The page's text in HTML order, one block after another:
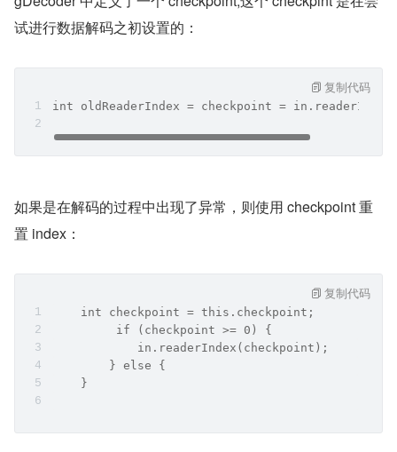
试进行数据解码之初设置的：
int oldReaderIndex = checkpoint =
复制代码
如果是在解码的过程中出现了异常，则使用 checkpoint 重
置 index：
    int checkpoint = this.checkpoint;
         if (checkpoint >= 0) {
            in.readerIndex(checkpoint);
        } else {
    }
复制代码